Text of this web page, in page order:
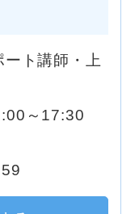
ト講師・上
～17:30